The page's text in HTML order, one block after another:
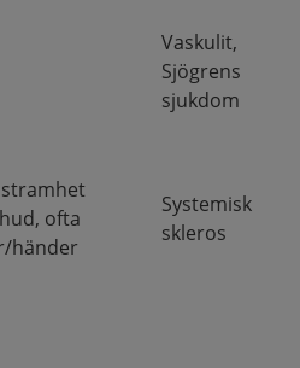
Vaskulit,
Sjögrens
sjukdom
ofta
händer
Systemisk
skleros